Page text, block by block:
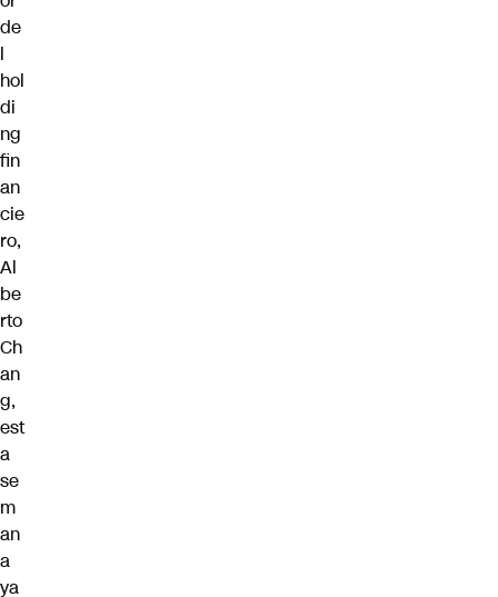
de
l
hol
di
ng
fin
an
cie
ro,
Al
be
rto
Ch
an
g,
est
a
se
m
an
a
ya